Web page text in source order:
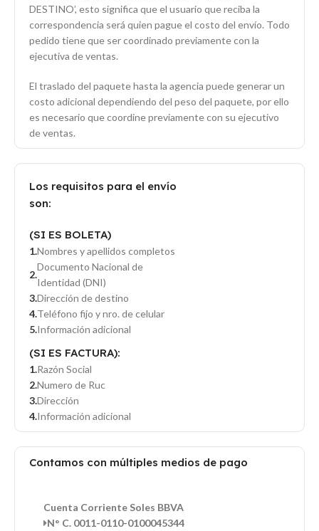
DESTINO’, esto significa que el usuario que reciba la
correspondencia será quien pague el costo del envío. Todo
pedido tiene que ser coordinado previamente con la
ejecutiva de ventas.
El traslado del paquete hasta la agencia puede generar un
costo adicional dependiendo del peso del paquete, por ello
es necesario que coordine previamente con su ejecutivo
de ventas.
Los requisitos para el envío
son:
(SI ES BOLETA)
Nombres y apellidos completos
Documento Nacional de
Identidad (DNI)
Dirección de destino
Teléfono fijo y nro. de celular
Información adicional
(SI ES FACTURA):
Razón Social
Numero de Ruc
Dirección
Información adicional
Contamos con múltiples medios de pago
Cuenta Corriente Soles BBVA
N° C. 0011-0110-0100045344